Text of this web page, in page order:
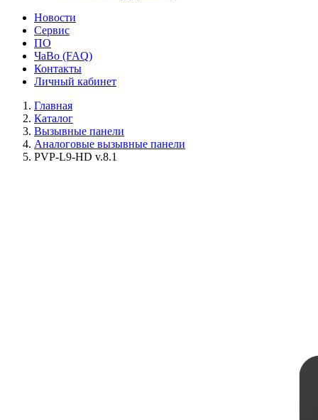
Новости
Сервис
ПО
ЧаВо (FAQ)
Контакты
Личный кабинет
Главная
Каталог
Вызывные панели
Аналоговые вызывные панели
PVP-L9-HD v.8.1